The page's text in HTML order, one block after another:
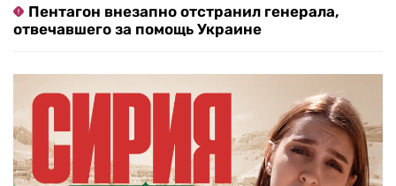
Пентагон внезапно отстранил генерала,
отвечавшего за помощь Украине